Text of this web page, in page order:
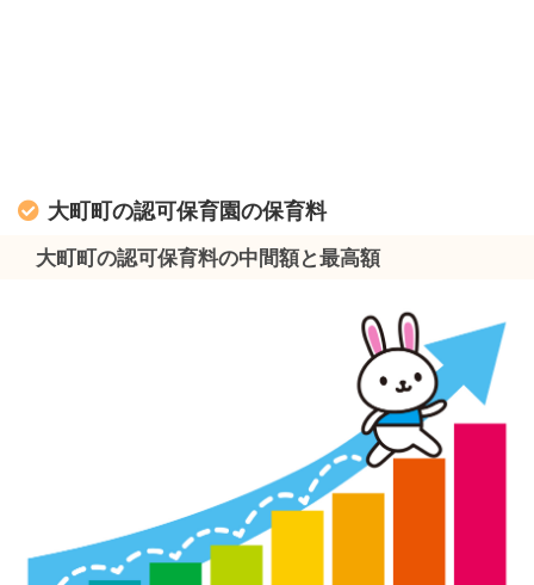
大町町の認可保育園の保育料
大町町の認可保育料の中間額と最高額